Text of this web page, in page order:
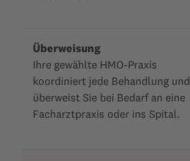
Überweisung
Ihre gewählte HMO-Praxis
koordiniert jede Behandlung und
überweist Sie bei Bedarf an eine
Facharztpraxis oder ins Spital.